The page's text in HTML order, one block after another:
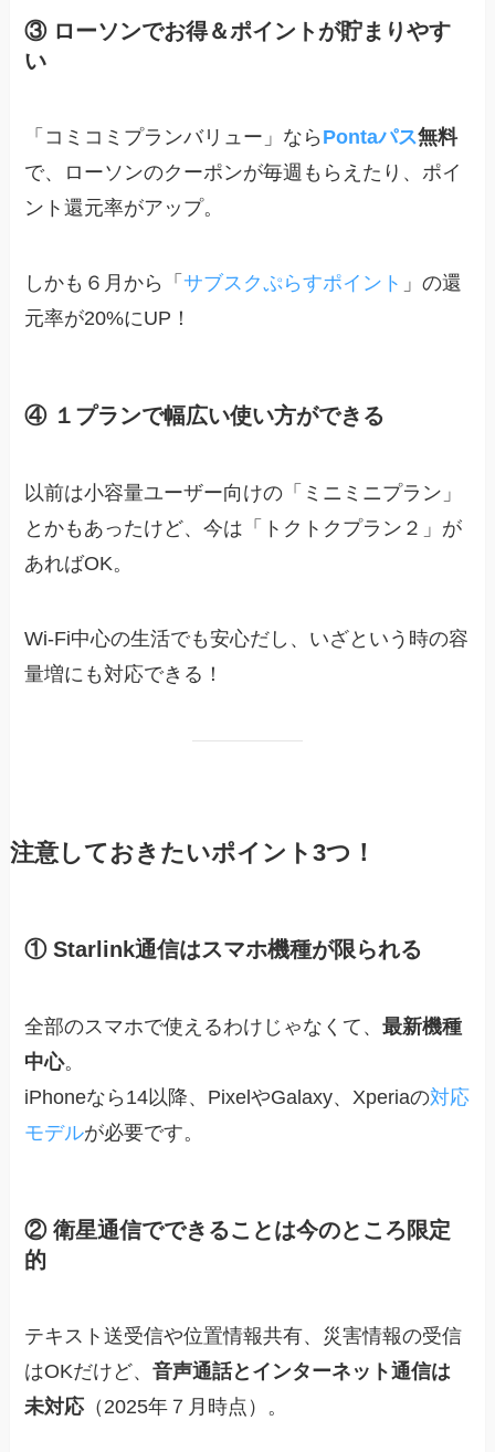
③ ローソンでお得＆ポイントが貯まりやす
い
「コミコミプランバリュー」なら Pontaパス無料
で、ローソンのクーポンが毎週もらえたり、ポイ
ント還元率がアップ。
しかも６月から「サブスクぷらすポイント 」の還
元率が20%にUP！
④ １プランで幅広い使い方ができる
以前は小容量ユーザー向けの「ミニミニプラン」
とかもあったけど、今は「トクトクプラン２」が
あればOK。
Wi-Fi中心の生活でも安心だし、いざという時の容
量増にも対応できる！
注意しておきたいポイント3つ！
① Starlink通信はスマホ機種が限られる
全部のスマホで使えるわけじゃなくて、最新機種
中心。
iPhoneなら14以降、PixelやGalaxy、Xperiaの対応
モデルが必要です。
② 衛星通信でできることは今のところ限定
的
テキスト送受信や位置情報共有、災害情報の受信
はOKだけど、音声通話とインターネット通信は
未対応（2025年７月時点）。